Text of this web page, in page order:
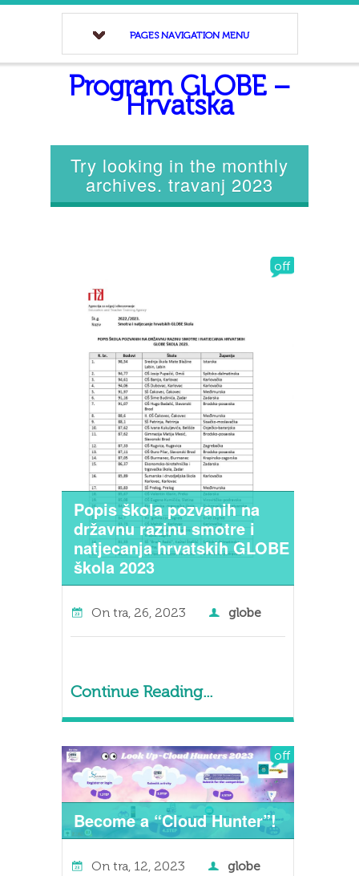
PAGES NAVIGATION MENU
Program GLOBE –
Hrvatska
Try looking in the monthly
archives. travanj 2023
Popis škola pozvanih na
državnu razinu smotre i
natjecanja hrvatskih GLOBE
škola 2023
off
Ontra, 26, 2023 globe
Continue Reading...
Become a “Cloud Hunter”!
off
Ontra, 12, 2023 globe